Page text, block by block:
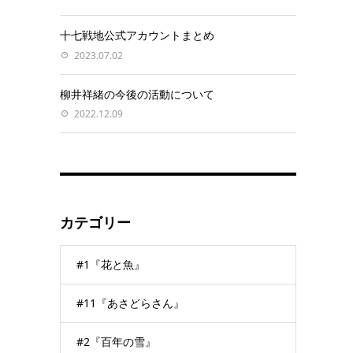
十七戦地公式アカウントまとめ
2023.07.02
柳井祥緒の今後の活動について
2022.12.09
カテゴリー
#1『花と魚』
#11『あさどらさん』
#2『百年の雪』